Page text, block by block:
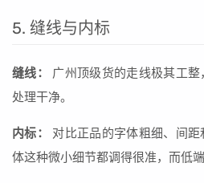
5. 缝线与内标
缝线：
广州顶级货的走线极其工
处理干净。
内标：
对比正品的字体粗细、间
体这种微小细节都调得很准，而低